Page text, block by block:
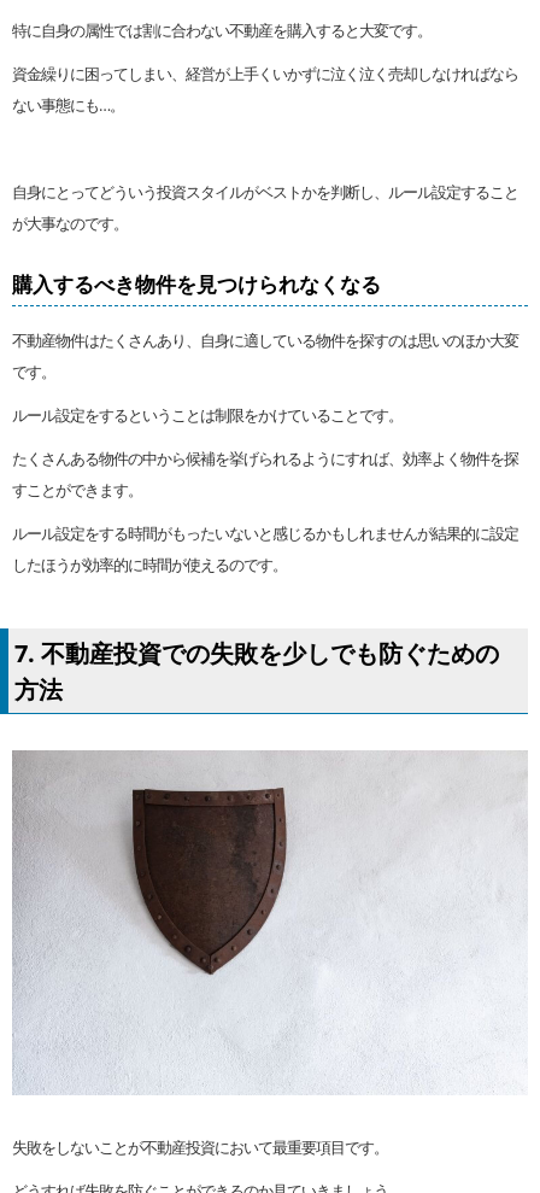
特に自身の属性では割に合わない不動産を購入すると大変です。
資金繰りに困ってしまい、経営が上手くいかずに泣く泣く売却しなければなら
ない事態にも…。
自身にとってどういう投資スタイルがベストかを判断し、ルール設定すること
が大事なのです。
購入するべき物件を見つけられなくなる
不動産物件はたくさんあり、自身に適している物件を探すのは思いのほか大変
です。
ルール設定をするということは制限をかけていることです。
たくさんある物件の中から候補を挙げられるようにすれば、効率よく物件を探
すことができます。
ルール設定をする時間がもったいないと感じるかもしれませんが結果的に設定
したほうが効率的に時間が使えるのです。
7. 不動産投資での失敗を少しでも防ぐための
方法
失敗をしないことが不動産投資において最重要項目です。